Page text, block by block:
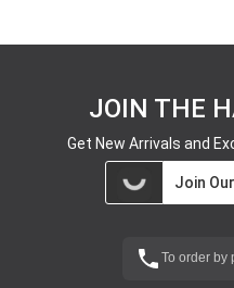
JOIN THE
Get New Arrivals and
Join
To order by